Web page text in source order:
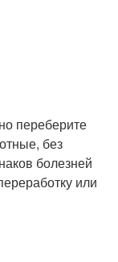
переберите
без
болезней
или